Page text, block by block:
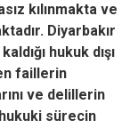
kılınmakta ve
Diyarbakır
hukuk dışı
faillerin
ve delillerin
hukuki sürecin